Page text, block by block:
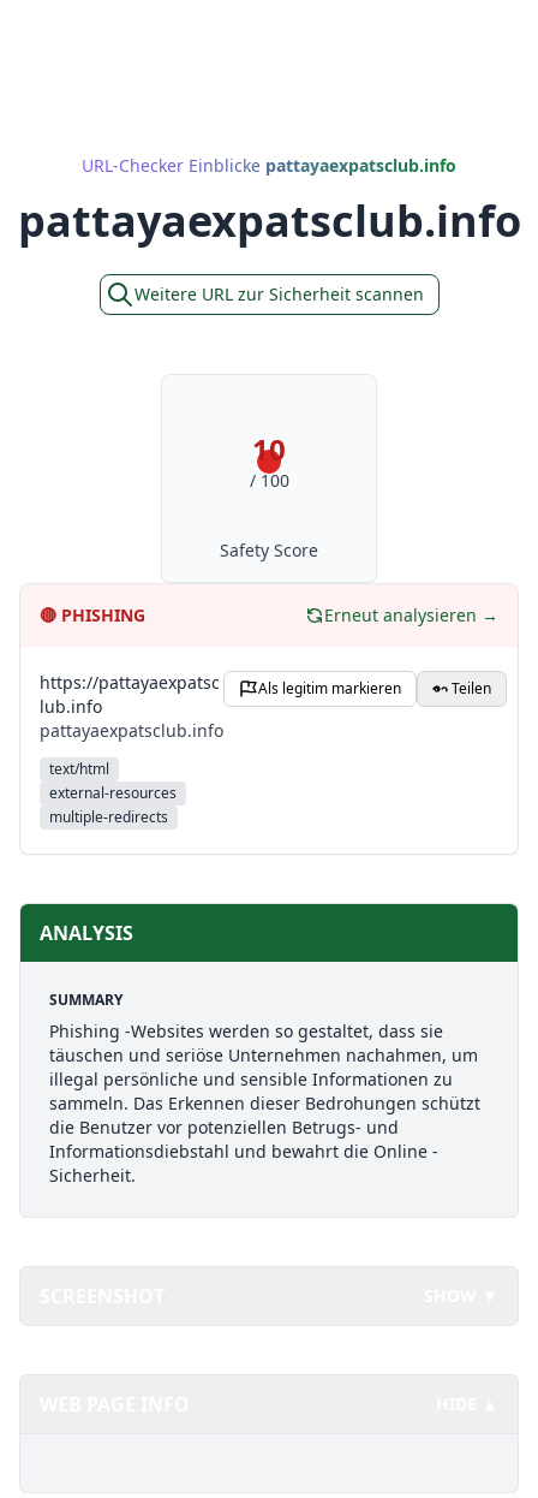
URL-Checker Einblicke pattayaexpatsclub.info
pattayaexpatsclub.info
Weitere URL zur Sicherheit scannen
10
/ 100
Safety Score
🔴 PHISHING Erneut analysieren →
https://pattayaexpatsc
lub.info
pattayaexpatsclub.info
text/html
external-resources
multiple-redirects
Als legitim markieren Teilen
ANALYSIS
SUMMARY
Phishing -Websites werden so gestaltet, dass sie
täuschen und seriöse Unternehmen nachahmen, um
illegal persönliche und sensible Informationen zu
sammeln. Das Erkennen dieser Bedrohungen schützt
die Benutzer vor potenziellen Betrugs- und
Informationsdiebstahl und bewahrt die Online -
Sicherheit.